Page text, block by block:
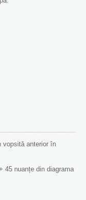
vopsită anterior în
45 nuanțe din diagrama